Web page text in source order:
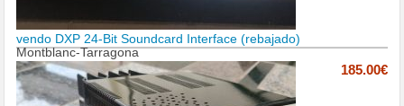
vendo DXP 24-Bit Soundcard Interface (rebajado)
Montblanc-Tarragona
185.00€